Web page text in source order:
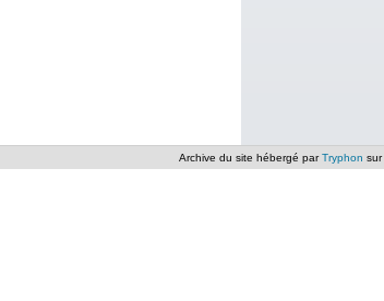
Archive du site hébergé parTryphon sur